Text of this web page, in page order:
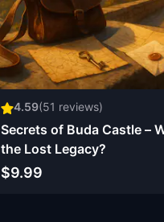
4.59(51 reviews)
Secrets of Buda Castle –
the Lost Legacy?
$9.99